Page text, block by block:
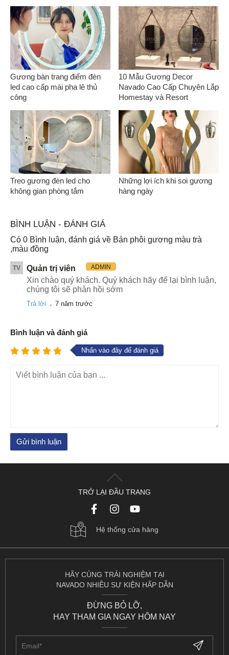
Gương bàn trang điểm đèn
led cao cấp mài pha lê thủ
công
10 Mẫu Gương Decor
Navado Cao Cấp Chuyên Lắp
Homestay và Resort
Treo gương đèn led cho
không gian phòng tắm
Những lợi ích khi soi gương
hàng ngày
BÌNH LUẬN - ĐÁNH GIÁ
Có 0 Bình luận, đánh giá về Bán phôi gương màu trà
,màu đồng
TV Quản trị viên ADMIN
Xin chào quý khách. Quý khách hãy để lại bình luận,
chúng tôi sẽ phản hồi sớm
Trả lời . 7 năm trước
Bình luận và đánh giá
Nhấn vào đây để đánh giá
TRỞ LẠI ĐẦU TRANG
Hệ thống cửa hàng
HÃY CÙNG TRẢI NGHIỆM TẠI
NAVADO NHIỀU SỰ KIỆN HẤP DẪN
ĐỪNG BỎ LỠ,
HAY THAM GIA NGAY HÔM NAY